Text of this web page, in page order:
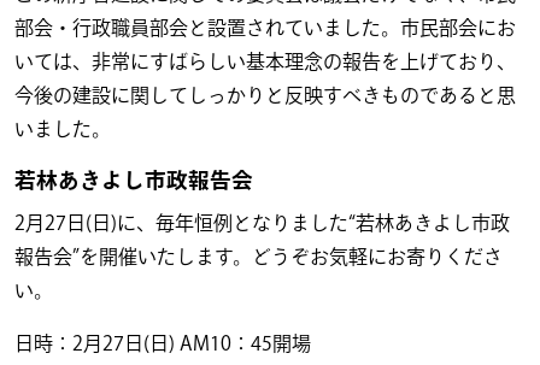
部会・行政職員部会と設置されていました。市民部会にお
いては、非常にすばらしい基本理念の報告を上げており、
今後の建設に関してしっかりと反映すべきものであると思
いました。
若林あきよし市政報告会
2月27日(日)に、毎年恒例となりました“若林あきよし市政
報告会”を開催いたします。どうぞお気軽にお寄りくださ
い。
日時：2月27日(日) AM10：45開場